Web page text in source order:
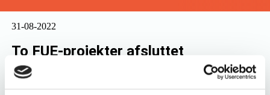
31-08-2022
To FUE-projekter afsluttet
To projekter om henholdsvis sproglige udfordringer for